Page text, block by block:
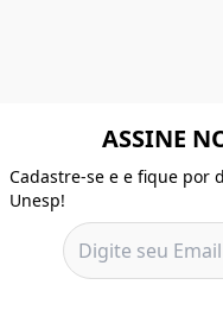
ASSINE
Cadastre-se e e fique por
Unesp!